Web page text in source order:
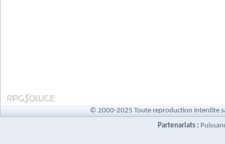
© 2000-2025 Toute reproduction interdite
Partenariats :